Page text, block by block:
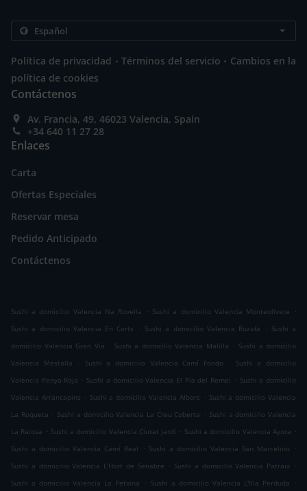
Política de privacidad . Términos del servicio . Cambios en la
política de cookies
Contáctenos
Av. Francia, 49, 46023 Valencia, Spain
+34 640 11 27 28
Enlaces
Carta
Ofertas Especiales
Reservar mesa
Pedido Anticipado
Contáctenos
Sushi a domicilio Valencia Na Rovella . Sushi a domicilio Valencia Monteolivete
.
Sushi a domicilio Valencia En Corts
. Sushi a domicilio Valencia Ruzafa . Sushi a
domicilio Valencia Gran Via . Sushi a domicilio Valencia Malilla . Sushi a domicilio
Valencia Mestalla
. Sushi a domicilio Valencia Camí Fondo .
Sushi a domicilio
Valencia Penya-Roja . Sushi a domicilio Valencia El Pla del Remei . Sushi a domicilio
Valencia Arrancapins . Sushi a domicilio Valencia Albors . Sushi a domicilio Valencia
La Roqueta . Sushi a domicilio Valencia La Creu Coberta . Sushi a domicilio Valencia
La Raiosa . Sushi a domicilio Valencia Ciutat Jardí . Sushi a domicilio Valencia Ayora .
Sushi a domicilio Valencia Camí Real
. Sushi a domicilio Valencia San Marcelino
.
Sushi a domicilio Valencia L'Hort de Senabre . Sushi a domicilio Valencia Patraix .
Sushi a domicilio Valencia La Petxina
. Sushi a domicilio Valencia L'Illa Perduda
.